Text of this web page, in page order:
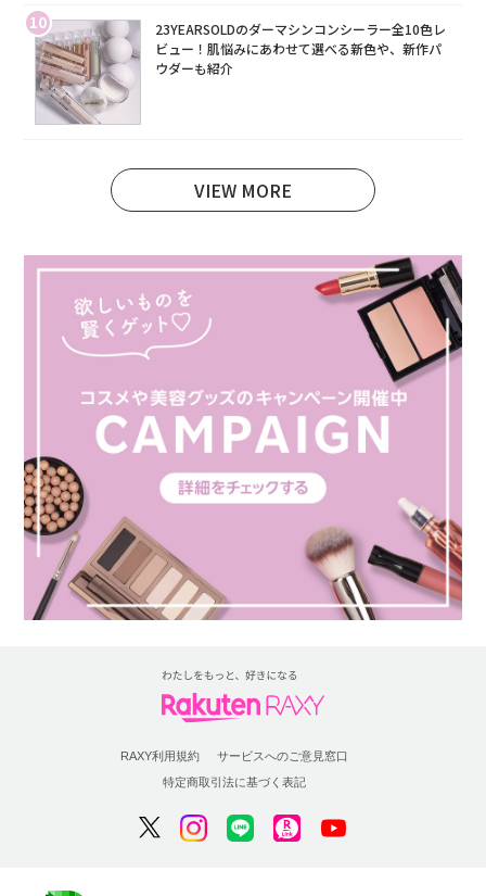
10
23YEARSOLDのダーマシンコンシーラー全10色レ
ビュー！肌悩みにあわせて選べる新色や、新作パ
ウダーも紹介
VIEW MORE
RAXY利用規約
サービスへのご意見窓口
特定商取引法に基づく表記